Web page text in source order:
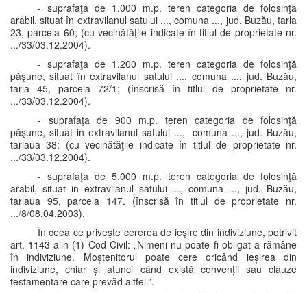
- suprafaţa de 1.000 m.p. teren categoria de folosinţă
arabil, situat în extravilanul satului ..., comuna ..., jud. Buzău, tarla
23, parcela 60; (cu vecinătăţile indicate în titlul de proprietate nr.
.../33/03.12.2004).
- suprafaţa de 1.200 m.p. teren categoria de folosinţă
păşune, situat în extravilanul satului ..., comuna ..., jud. Buzău,
tarla 45, parcela 72/1; (înscrisă în titlul de proprietate nr.
.../33/03.12.2004).
- suprafaţa de 900 m.p. teren categoria de folosinţă
păşune, situat in extravilanul satului ..., comuna ..., jud. Buzău,
tarlaua 38; (cu vecinătăţile indicate în titlul de proprietate nr.
.../33/03.12.2004).
- suprafaţa de 5.000 m.p. teren categoria de folosinţă
arabil, situat in extravilanul satului ..., comuna ..., jud. Buzău,
tarlaua 95, parcela 147. (înscrisă în titlul de proprietate nr.
.../8/08.04.2003).
În ceea ce priveşte cererea de ieşire din indiviziune, potrivit
art. 1143 alin (1) Cod Civil: „Nimeni nu poate fi obligat a rămâne
în indiviziune. Moștenitorul poate cere oricând ieșirea din
indiviziune, chiar și atunci când există convenții sau clauze
testamentare care prevăd altfel.”.